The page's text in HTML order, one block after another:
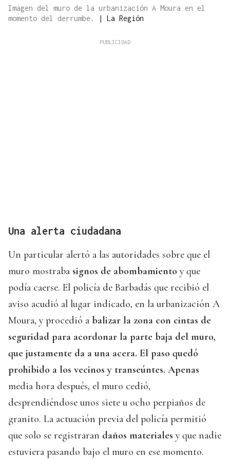
Imagen del muro de la urbanización A Moura en el
momento del derrumbe.
| La Región
Una alerta ciudadana
Un particular alertó a las autoridades sobre que el
muro mostraba signos de abombamiento y que
podía caerse. El policía de Barbadás que recibió el
aviso acudió al lugar indicado, en la urbanización A
Moura, y procedió a balizar la zona con cintas de
seguridad para acordonar la parte baja del muro,
que justamente da a una acera. El paso quedó
prohibido a los vecinos y transeúntes. Apenas
media hora después, el muro cedió,
desprendiéndose unos siete u ocho perpiaños de
granito. La actuación previa del policía permitió
que solo se registraran daños materiales y que nadie
estuviera pasando bajo el muro en ese momento.